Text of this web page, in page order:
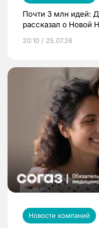
Почти 3 млн идей:
рассказал о Новой
20:10 / 25.07.26
Новости компаний